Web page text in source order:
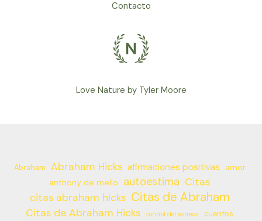
Contacto
Love Nature by Tyler Moore
Abraham Abraham Hicks afirmaciones positivas
amor
anthony de mello
autoestima Citas
citas abraham hicks Citas de Abraham
Citas de Abraham Hicks control del estress cuentos